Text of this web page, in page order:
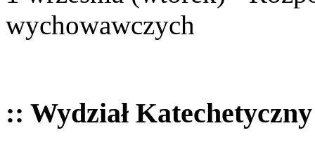
wychowawczych
:: Wydział Katechetyczny